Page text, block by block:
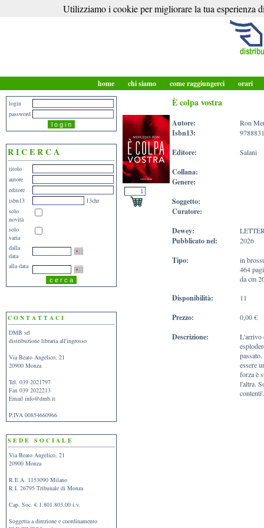
home chi siamo come raggiungerci orari
login
password
R I C E R C A
titolo
autore
editore
isbn13
13chr
solo
novità
solo
varia
dalla
data
alla data
C O N T A T T A C I
DMB srl
distribuzione libraria all'ingrosso
Via Beato Angelico, 21
20900 Monza
Tel. 039 2021797
Fax 039 2022213
Email info@dmb.it
P.IVA 00854660966
S E D E S O C I A L E
Via Beato Angelico, 21
20900 Monza
R.E.A. 1153090 Milano
R.I. 26795 Tribunale di Monza
Cap. Soc. € 1.801.803,00 i.v.
Soggetta a direzione e coordinamento
È colpa vostra
Autore: Ron
Isbn13:
Editore: Salani
Collana:
Genere:
Soggetto:
Curatore:
Dewey:
Pubblicato nel: 2026
Tipo:
in
464
da cm
Disponibilità: 11
Prezzo: 0,00 €
Descrizione:
L'arrivo
essere
forza è
l'altra.
Utilizziamo i cookie per migliorare la tua esperienza